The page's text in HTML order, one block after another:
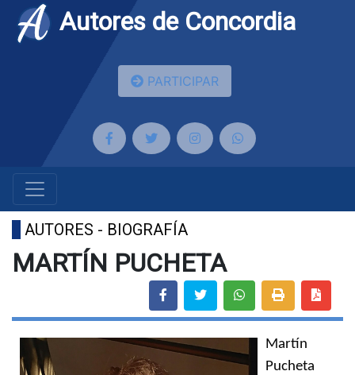
Autores de Concordia
PARTICIPAR
AUTORES - BIOGRAFÍA
MARTÍN PUCHETA
Martín
Pucheta